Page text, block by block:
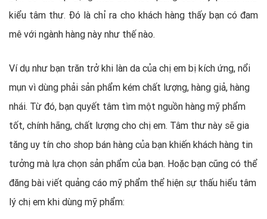
kiểu tâm thư. Đó là chỉ ra cho khách hàng thấy bạn có đam
mê với ngành hàng này như thế nào.
Ví dụ như bạn trăn trở khi làn da của chị em bị kích ứng, nổi
mụn vì dùng phải sản phẩm kém chất lượng, hàng giả, hàng
nhái. Từ đó, bạn quyết tâm tìm một nguồn hàng mỹ phẩm
tốt, chính hãng, chất lượng cho chị em. Tâm thư này sẽ gia
tăng uy tín cho shop bán hàng của bạn khiến khách hàng tin
tưởng mà lựa chọn sản phẩm của bạn. Hoặc bạn cũng có thể
đăng bài viết quảng cáo mỹ phẩm thể hiện sự thấu hiểu tâm
lý chị em khi dùng mỹ phẩm: